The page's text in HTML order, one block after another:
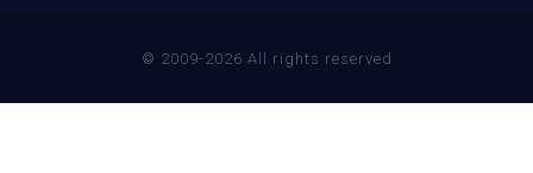
© 2009-2026 All rights reserved